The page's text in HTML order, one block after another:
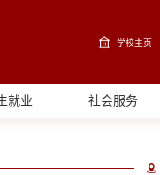
学校主页
就业 社会服务